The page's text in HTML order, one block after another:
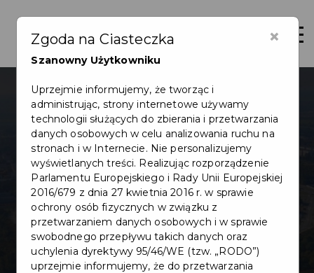
×
Zgoda na Ciasteczka
Szanowny Użytkowniku
Uprzejmie informujemy, że tworząc i
administrując, strony internetowe używamy
technologii służących do zbierania i przetwarzania
danych osobowych w celu analizowania ruchu na
stronach i w Internecie. Nie personalizujemy
wyświetlanych treści. Realizując rozporządzenie
Parlamentu Europejskiego i Rady Unii Europejskiej
2016/679 z dnia 27 kwietnia 2016 r. w sprawie
ochrony osób fizycznych w związku z
przetwarzaniem danych osobowych i w sprawie
swobodnego przepływu takich danych oraz
uchylenia dyrektywy 95/46/WE (tzw. „RODO”)
uprzejmie informujemy, że do przetwarzania